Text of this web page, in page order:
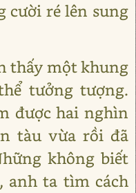
cười ré lên sung
thấy một khung
tưởng tượng.
được hai nghìn
tàu vừa rồi đã
không biết
anh ta tìm cách